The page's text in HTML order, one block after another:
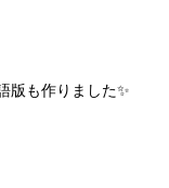
版も作りました✨